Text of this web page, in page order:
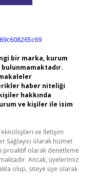
bir marka, kurum
bulunmamaktadır.
haber niteliği
hakkında
ve kişiler ile isim
ve İletişim
Sağlayıcı olarak hizmet
proaktif olarak denetleme
Ancak, üyelerimiz
olup, siteye üye olarak